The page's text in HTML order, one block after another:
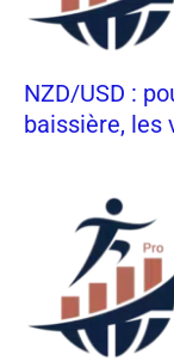
NZD/USD :
baissière, les